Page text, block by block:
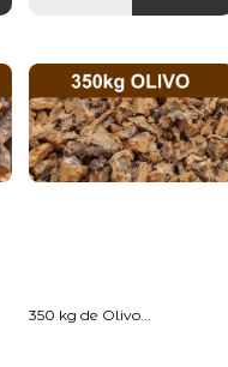
350 kg de Olivo...